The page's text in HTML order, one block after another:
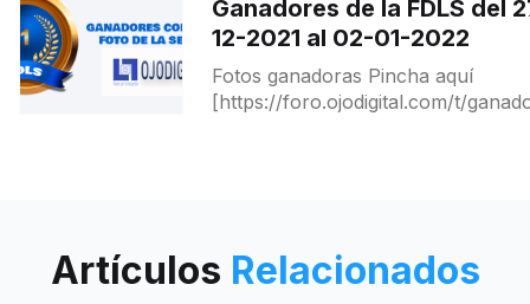
Ganadores de la FDLS del
12-2021 al 02-01-2022
Fotos ganadoras Pincha aquí
[https://foro.ojodigital.com/t/
Artículos Relacionados